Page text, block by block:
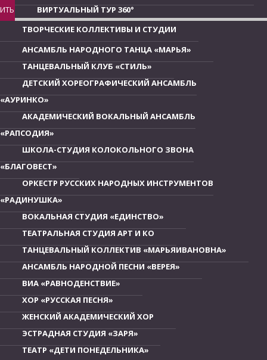
ВИРТУАЛЬНЫЙ ТУР 360°
ТВОРЧЕСКИЕ КОЛЛЕКТИВЫ И СТУДИИ
АНСАМБЛЬ НАРОДНОГО ТАНЦА «МАРЬЯ»
ТАНЦЕВАЛЬНЫЙ КЛУБ «СТИЛЬ»
ДЕТСКИЙ ХОРЕОГРАФИЧЕСКИЙ АНСАМБЛЬ
«АУРИНКО»
АКАДЕМИЧЕСКИЙ ВОКАЛЬНЫЙ АНСАМБЛЬ
«РАПСОДИЯ»
ШКОЛА-СТУДИЯ КОЛОКОЛЬНОГО ЗВОНА
«БЛАГОВЕСТ»
ОРКЕСТР РУССКИХ НАРОДНЫХ ИНСТРУМЕНТОВ
«РАДИНУШКА»
ВОКАЛЬНАЯ СТУДИЯ «ЕДИНСТВО»
ТЕАТРАЛЬНАЯ СТУДИЯ АРТ И КО
ТАНЦЕВАЛЬНЫЙ КОЛЛЕКТИВ «МАРЬЯИВАНОВНА»
АНСАМБЛЬ НАРОДНОЙ ПЕСНИ «ВЕРЕЯ»
ВИА «РАВНОДЕНСТВИЕ»
ХОР «РУССКАЯ ПЕСНЯ»
ЖЕНСКИЙ АКАДЕМИЧЕСКИЙ ХОР
ЭСТРАДНАЯ СТУДИЯ «ЗАРЯ»
ТЕАТР «ДЕТИ ПОНЕДЕЛЬНИКА»
ИТЬ